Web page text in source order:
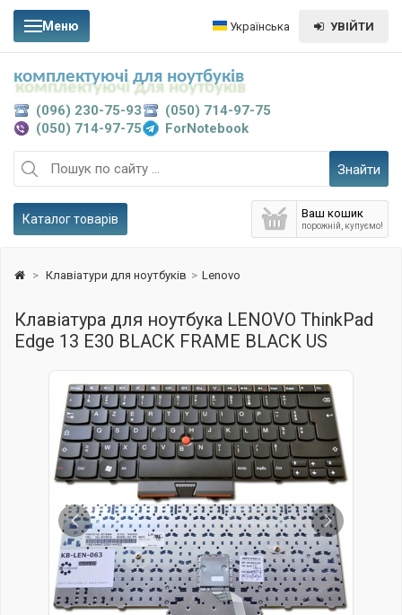
Меню Українська УВІЙТИ
Знайти
Ваш кошик
порожній, купуємо!
Каталог товарів
(096) 230-75-93
(050) 714-97-75
(050) 714-97-75
ForNotebook
комплектуючі для ноутбуків
> Клавіатури для ноутбуків > Lenovo
Клавіатура для ноутбука LENOVO ThinkPad
Edge 13 E30 BLACK FRAME BLACK US